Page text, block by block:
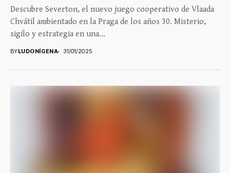
Descubre Severton, el nuevo juego cooperativo de Vlaada
Chvátil ambientado en la Praga de los años 30. Misterio,
sigilo y estrategia en una...
BYLUDONÍGENA 31/01/2025